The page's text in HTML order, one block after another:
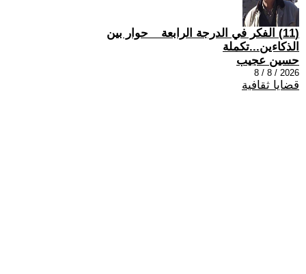
(11) الفكر في الدرجة الرابعة _ حوار بين
الذكاءين...تكملة
حسين عجيب
2026 / 8 / 8
قضايا ثقافية